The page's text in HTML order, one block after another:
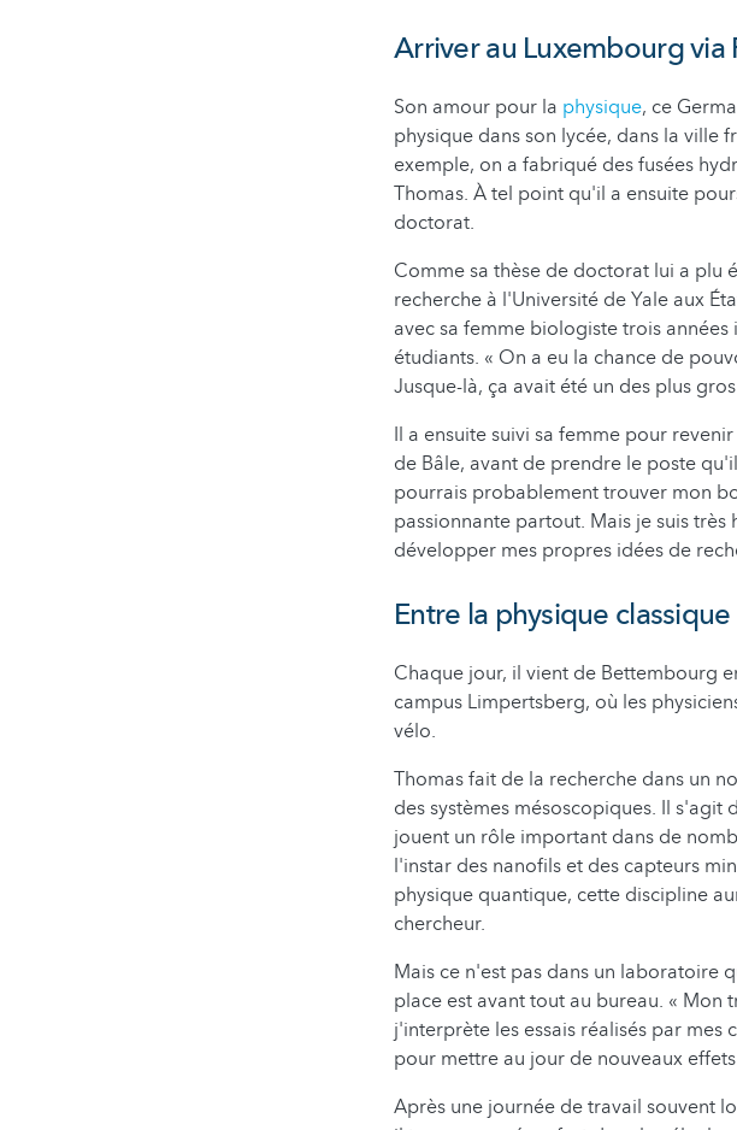
Arriver au Luxembourg via
Son amour pour la physique, ce
physique dans son lycée, dans la ville
exemple, on a fabriqué des fusées
Thomas. À tel point qu'il a ensuite
doctorat.
Comme sa thèse de doctorat lui a plu
recherche à l'Université de Yale aux
avec sa femme biologiste trois
étudiants. « On a eu la chance de
Jusque-là, ça avait été un des plus
Il a ensuite suivi sa femme pour
de Bâle, avant de prendre le poste
pourrais probablement trouver mon
passionnante partout. Mais je suis
développer mes propres idées de
Entre la physique
Chaque jour, il vient de Bettembourg
campus Limpertsberg, où les
vélo.
Thomas fait de la recherche dans un
des systèmes mésoscopiques. Il
jouent un rôle important dans de
l'instar des nanofils et des capteurs
physique quantique, cette discipline
chercheur.
Mais ce n'est pas dans un laboratoire
place est avant tout au bureau. « Mon
j'interprète les essais réalisés par
pour mettre au jour de nouveaux
Après une journée de travail souvent